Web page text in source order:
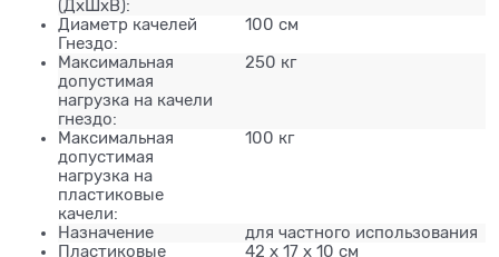
(ДхШхВ):
Диаметр качелей
Гнездо:
100 см
Максимальная
допустимая
нагрузка на качели
гнездо:
250 кг
Максимальная
допустимая
нагрузка на
пластиковые
качели:
100 кг
Назначение
для частного использования
Пластиковые
42 х 17 х 10 см